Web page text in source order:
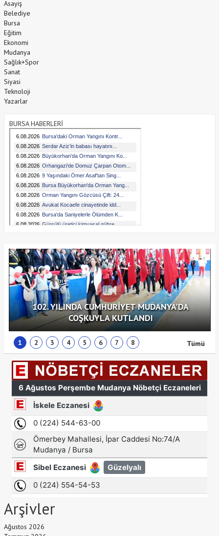
Asayiş
Belediye
Bursa
Eğitim
Ekonomi
Mudanya
Sağlık+Spor
Sanat
Siyasi
Teknoloji
Yazarlar
BURSA HABERLERİ
Tümü
102. YILINDA CUMHURİYET MUDANYA'DA
COŞKUYLA KUTLANDI
1 2 3 4 5 6 7 8
Arşivler
Ağustos 2026